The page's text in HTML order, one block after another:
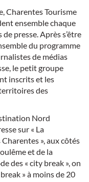
Charentes Tourisme
ensemble chaque
presse. Après s’être
du programme
de médias
le petit groupe
inscrits et les
des
Nord
sur « La
», aux côtés
et de la
des « city break », on
» à moins de 20